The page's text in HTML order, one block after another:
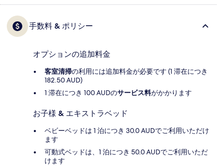
手数料 & ポリシー
オプションの追加料金
客室清掃の利用には追加料金が必要です (1 滞在につき
182.50 AUD)
1 滞在につき 100 AUDのサービス料がかかります
お子様 & エキストラベッド
ベビーベッドは 1 泊につき 30.0 AUDでご利用いただけ
ます
可動式ベッドは、1 泊につき 50.0 AUDでご利用いただ
けます